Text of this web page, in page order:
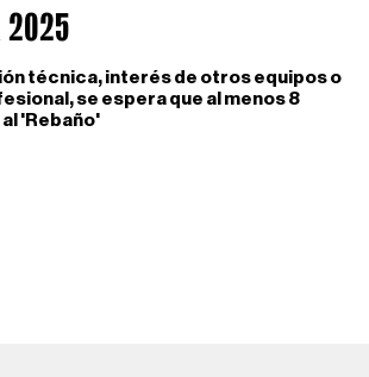
técnica, interés de otros equipos o
se espera que al menos 8
'Rebaño'